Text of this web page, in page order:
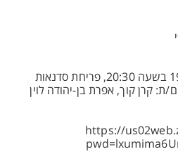
אירוע קרוב ללא תשלום: 19.12 בשעה 20:30, פריחת סדנאות
קרן קוך, אפרת בן-יהודה לוין
https://